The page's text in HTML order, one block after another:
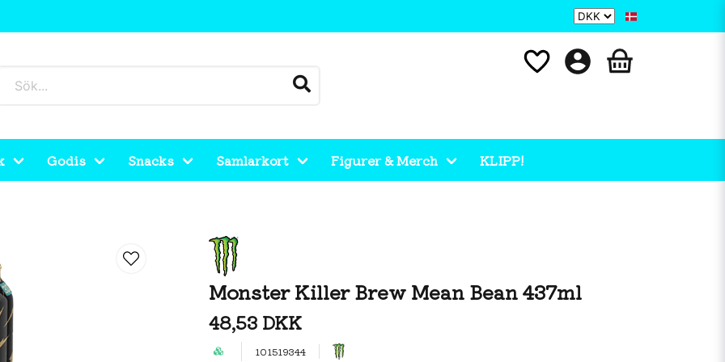
Godis Snacks Samlarkort Figurer & Merch KLIPP!
Monster Killer Brew Mean Bean 437ml
48,53 DKK
101519344